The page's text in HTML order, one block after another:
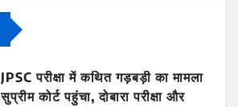
JPSC परीक्षा में कथित गड़बड़ी का मामला
सुप्रीम कोर्ट पहुंचा, दोबारा परीक्षा और